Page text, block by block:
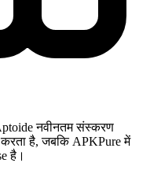
नवीनतम संस्करण
करता है, जबकि APKPure में
है।